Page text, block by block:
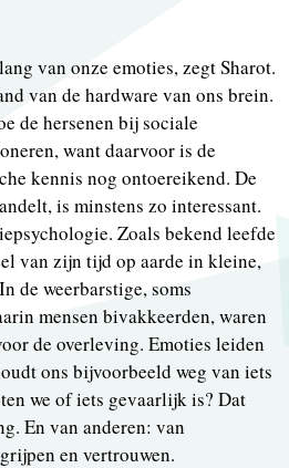
van onze emoties, zegt Sharot.
van de hardware van ons brein.
de hersenen bij sociale
want daarvoor is de
kennis nog ontoereikend. De
is minstens zo interessant.
Zoals bekend leefde
van zijn tijd op aarde in kleine,
de weerbarstige, soms
mensen bivakkeerden, waren
de overleving. Emoties leiden
ons bijvoorbeeld weg van iets
we of iets gevaarlijk is? Dat
En van anderen: van
en vertrouwen.